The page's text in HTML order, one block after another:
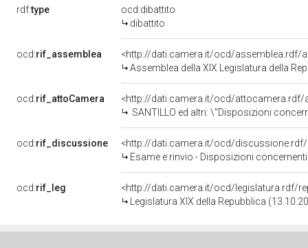
rdf:type
ocd:dibattito
dibattito
ocd:rif_assemblea
<http://dati.camera.it/ocd/assemblea.rdf/
Assemblea della XIX Legislatura della
ocd:rif_attoCamera
<http://dati.camera.it/ocd/attocamera.rdf/
SANTILLO ed altri: \"Disposizioni concernenti la programmazione dell&rsquo;edilizia residenziale pubblica, le agevolazioni
ocd:rif_discussione
<http://dati.camera.it/ocd/discussione.rdf/
Esame e rinvio - Disposizioni concernenti la programmazione dell'edilizia residenziale pubblica, le
ocd:rif_leg
<http://dati.camera.it/ocd/legislatura.rdf/
Legislatura XIX della Repubblica